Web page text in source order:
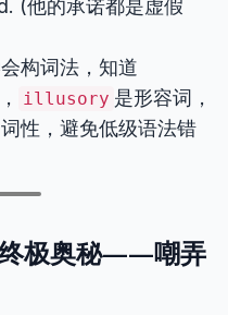
(他的承诺都是虚假
构词法，知道
illusory 是形容词，
性，避免低级语法错
终极奥秘——嘲弄